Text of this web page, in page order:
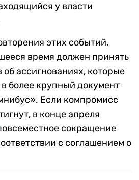
у власти
этих событий,
время должен принять
об ассигнованиях, которые
более крупный документ
Если компромисс
в конце апреля
сокращение
с соглашением о